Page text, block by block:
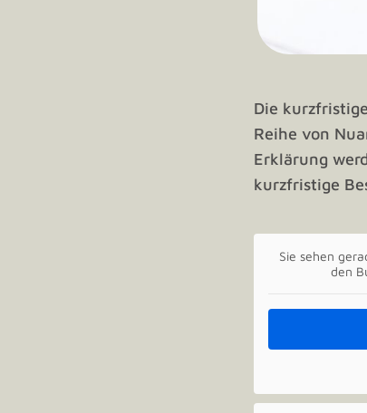
Die
Reihe von
Erklärung
kurzfristige
Sie sehen
den